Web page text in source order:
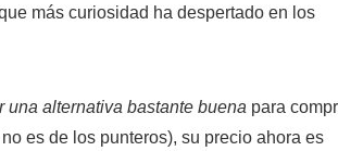
más curiosidad ha despertado en los
una alternativa bastante buena para
es de los punteros), su precio ahora es